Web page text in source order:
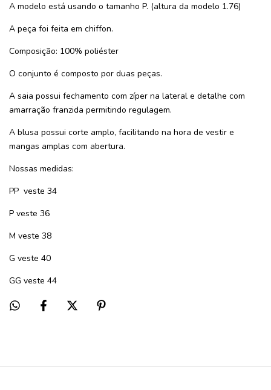
A modelo está usando o tamanho P. (altura da modelo 1.76)
A peça foi feita em chiffon.
Composição: 100% poliéster
O conjunto é composto por duas peças.
A saia possui fechamento com zíper na lateral e detalhe com
amarração franzida permitindo regulagem.
A blusa possui corte amplo, facilitando na hora de vestir e
mangas amplas com abertura.
Nossas medidas:
PP veste 34
P veste 36
M veste 38
G veste 40
GG veste 44